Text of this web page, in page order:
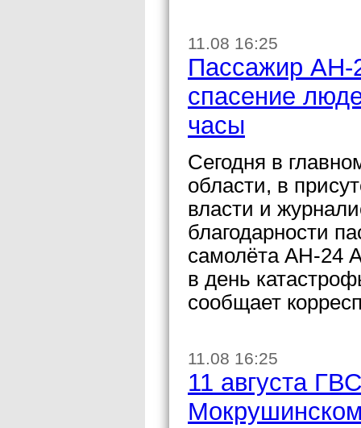
11.08 16:25
Пассажир АН-
спасение
часы
Сегодня в
области, в
власти и
благодарности
самолёта АН-24
в день
сообщает
11.08 16:25
11 августа